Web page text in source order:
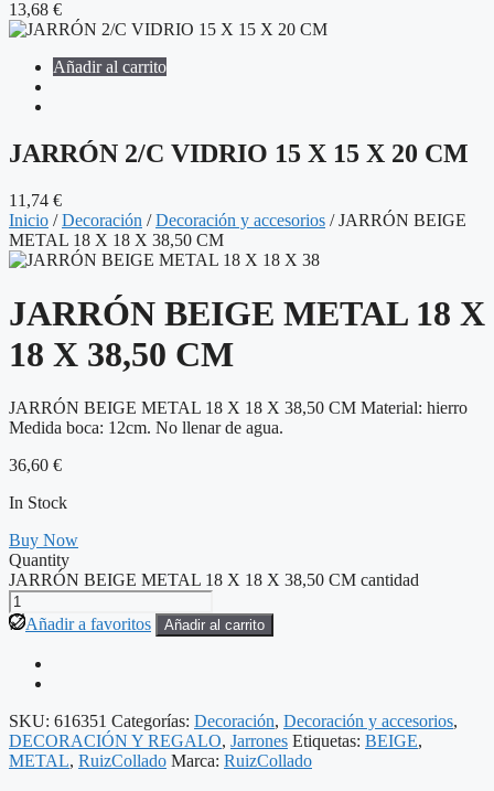
13,68 €
Añadir al carrito
JARRÓN 2/C VIDRIO 15 X 15 X 20 CM
11,74 €
Inicio /Decoración /Decoración y accesorios / JARRÓN BEIGE
METAL 18 X 18 X 38,50 CM
JARRÓN BEIGE METAL 18 X
18 X 38,50 CM
JARRÓN BEIGE METAL 18 X 18 X 38,50 CM Material: hierro
Medida boca: 12cm. No llenar de agua.
36,60 €
In Stock
Buy Now
Quantity
JARRÓN BEIGE METAL 18 X 18 X 38,50 CM cantidad
Añadir a favoritos Añadir al carrito
SKU: 616351 Categorías: Decoración, Decoración y accesorios,
DECORACIÓN Y REGALO, Jarrones Etiquetas: BEIGE,
METAL, RuizCollado Marca: RuizCollado